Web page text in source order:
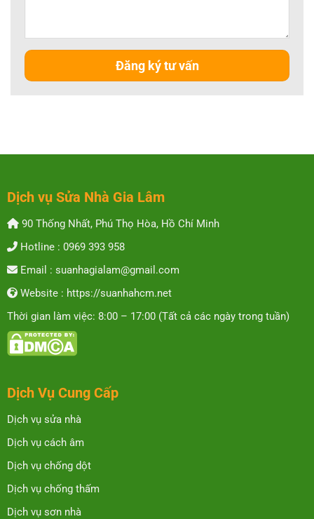
Dịch vụ Sửa Nhà Gia Lâm
90 Thống Nhất, Phú Thọ Hòa, Hồ Chí Minh
Hotline : 0969 393 958
Email : suanhagialam@gmail.com
Website : https://suanhahcm.net
Thời gian làm việc: 8:00 – 17:00 (Tất cả các ngày trong tuần)
Dịch Vụ Cung Cấp
Dịch vụ sửa nhà
Dịch vụ cách âm
Dịch vụ chống dột
Dịch vụ chống thấm
Dịch vụ sơn nhà